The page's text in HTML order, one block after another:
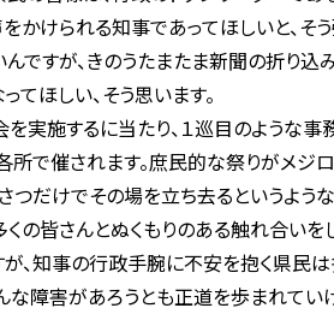
かけられる知事であってほしいと、そ
ですが、きのうたまたま新聞の折り込
てほしい、そう思います。
実施するに当たり、１巡目のような
所で催されます。庶民的な祭りがメ
つだけでその場を立ち去るというよう
くの皆さんとぬくもりのある触れ合い
、知事の行政手腕に不安を抱く県民は
な障害があろうとも正道を歩まれて